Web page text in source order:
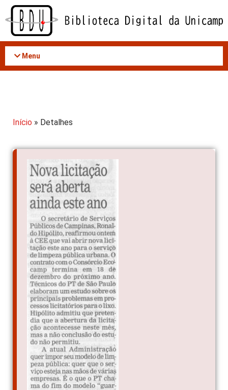
Acessar
conteúdo
Menu
Início » Detalhes